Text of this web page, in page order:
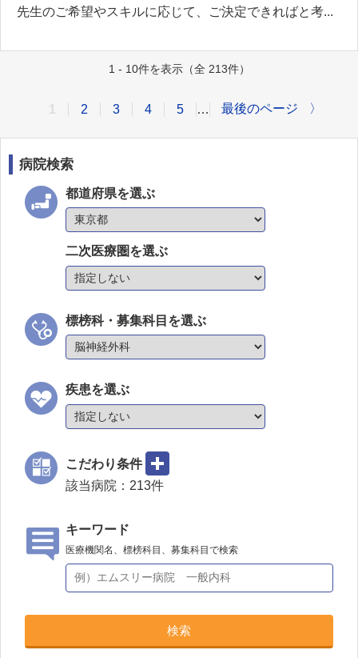
先生のご希望やスキルに応じて、ご決定できればと考...
1 - 10件を表示（全 213件）
2 3 4 5 … 最後のページ 〉
病院検索
都道府県を選ぶ
二次医療圏を選ぶ
標榜科・募集科目を選ぶ
疾患を選ぶ
こだわり条件
該当病院： 213件
キーワード
医療機関名、標榜科目、募集科目で検索
検索